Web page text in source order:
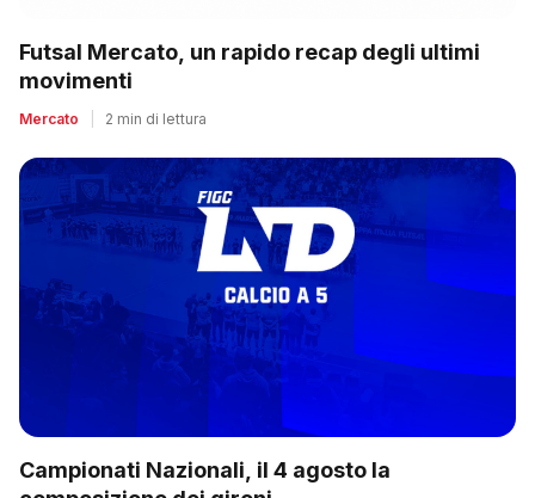
Futsal Mercato, un rapido recap degli ultimi
movimenti
Mercato 2 min di lettura
Campionati Nazionali, il 4 agosto la